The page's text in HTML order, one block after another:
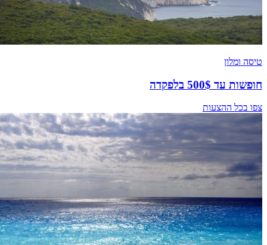
טיסה ומלון
חופשות עד 500$ בלפקדה
צפו בכל ההצעות